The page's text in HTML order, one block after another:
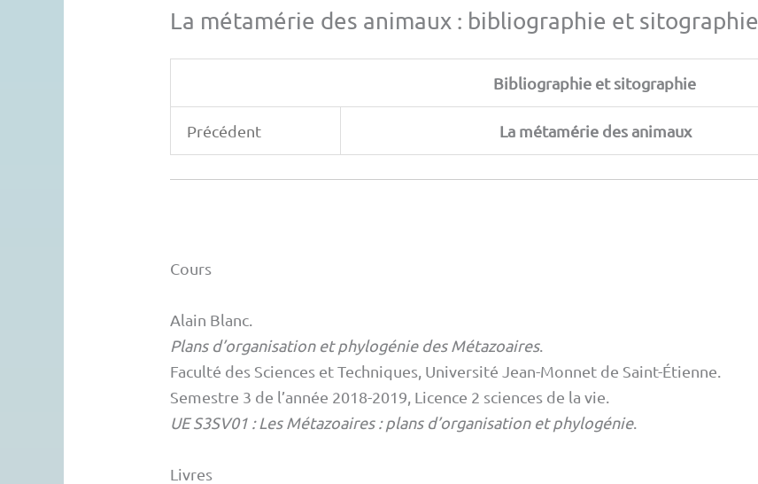
La métamérie des animaux : bibliographie et sitographie
Bibliographie et sitographie
Précédent La métamérie des animaux
Cours
Alain Blanc
Plans d’organisation et phylogénie des Métazoaires.
Faculté des Sciences et Techniques, Université Jean-Monnet de Saint-Étienne.
Semestre 3 de l’année 2018-2019, Licence 2 sciences de la vie.
UE S3SV01 : Les Métazoaires : plans d’organisation et phylogénie.
Livres